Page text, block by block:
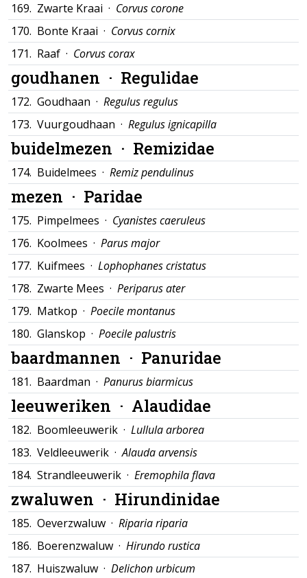
169. Zwarte Kraai · Corvus corone
170. Bonte Kraai · Corvus cornix
171. Raaf · Corvus corax
goudhanen · Regulidae
172. Goudhaan · Regulus regulus
173. Vuurgoudhaan · Regulus ignicapilla
buidelmezen · Remizidae
174. Buidelmees · Remiz pendulinus
mezen · Paridae
175. Pimpelmees · Cyanistes caeruleus
176. Koolmees · Parus major
177. Kuifmees · Lophophanes cristatus
178. Zwarte Mees · Periparus ater
179. Matkop · Poecile montanus
180. Glanskop · Poecile palustris
baardmannen · Panuridae
181. Baardman · Panurus biarmicus
leeuweriken · Alaudidae
182. Boomleeuwerik · Lullula arborea
183. Veldleeuwerik ·Alauda arvensis
184. Strandleeuwerik · Eremophila flava
zwaluwen · Hirundinidae
185. Oeverzwaluw · Riparia riparia
186. Boerenzwaluw · Hirundo rustica
187. Huiszwaluw · Delichon urbicum